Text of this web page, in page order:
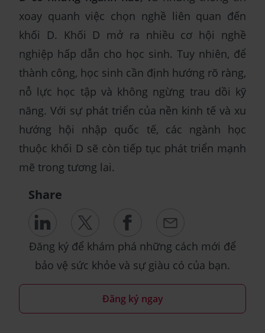
xoay quanh việc chọn nghề liên quan đến
khối D. Khối D mở ra nhiều cơ hội nghề
nghiệp hấp dẫn cho học sinh. Tuy nhiên, để
thành công, học sinh cần định hướng rõ ràng,
nỗ lực học tập và không ngừng trau dồi kỹ
năng. Với sự phát triển của nền kinh tế và xu
hướng hội nhập quốc tế, các ngành học
thuộc khối D sẽ còn tiếp tục phát triển mạnh
mẽ trong tương lai.
Share
Đăng ký để khám phá những cách mới để
bảo vệ sức khỏe và sự giàu có của bạn.
Đăng ký ngay